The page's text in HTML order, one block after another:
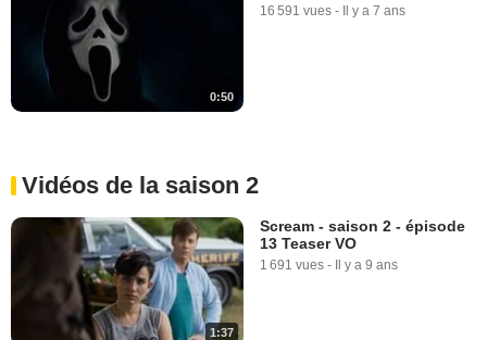
0:50
16 591 vues - Il y a 7 ans
Vidéos de la saison 2
1:37
Scream - saison 2 - épisode
13 Teaser VO
1 691 vues - Il y a 9 ans